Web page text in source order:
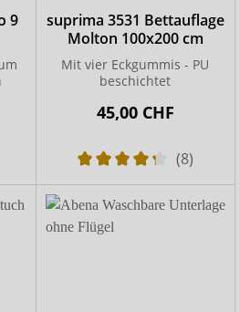
9
suprima 3531 Bettauflage
Molton 100x200 cm
Mit vier Eckgummis - PU
beschichtet
45,00 CHF
(8)